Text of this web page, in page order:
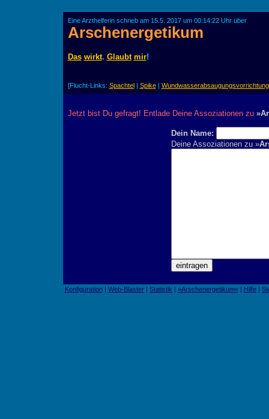
Eine Arzthelferin schrieb am 15.5. 2017 um 00:14:22 Uhr über
Arschenergetikum
Das wirkt. Glaubt mir!
[Flucht-Links: Spachtel| Spike|
Jetzt bist Du gefragt! Entlade Deine Assoziationen zu
Dein Name:
Deine Assoziationen zu »
Konfiguration| Web-Blaster| Statistik | »Arschenergetikum«| Hilfe|